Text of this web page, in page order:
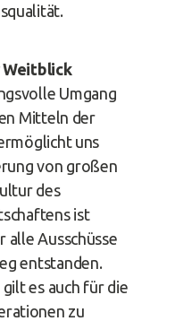
Umgang
Mitteln der
uns
von großen
des
ist
alle Ausschüsse
entstanden.
es auch für die
zu